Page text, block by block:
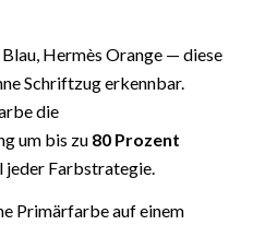
Hermès Orange — diese
Schriftzug erkennbar.
die
um bis zu 80 Prozent
jeder Farbstrategie.
Primärfarbe auf einem